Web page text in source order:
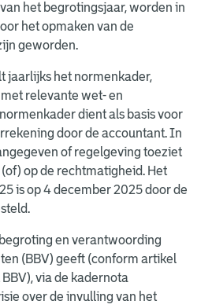
het begrotingsjaar, worden in
het opmaken van de
geworden.
jaarlijks het normenkader,
relevante wet- en
dient als basis voor
door de accountant. In
of regelgeving toeziet
op de rechtmatigheid. Het
is op 4 december 2025 door de
en verantwoording
(BBV) geeft (conform artikel
via de kadernota
over de invulling van het